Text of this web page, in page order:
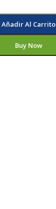
Añadir Al Carrito
Buy Now